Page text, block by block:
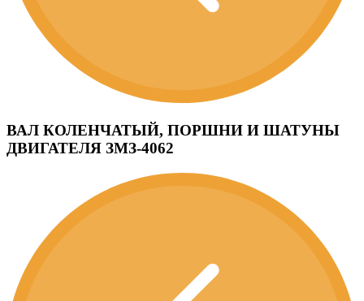
ВАЛ КОЛЕНЧАТЫЙ, ПОРШНИ И ШАТУНЫ
ДВИГАТЕЛЯ ЗМЗ-4062